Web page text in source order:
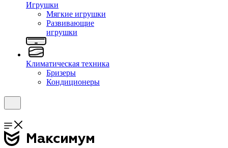
Игрушки
Мягкие игрушки
Развивающие
игрушки
Климатическая техника
Бризеры
Кондиционеры